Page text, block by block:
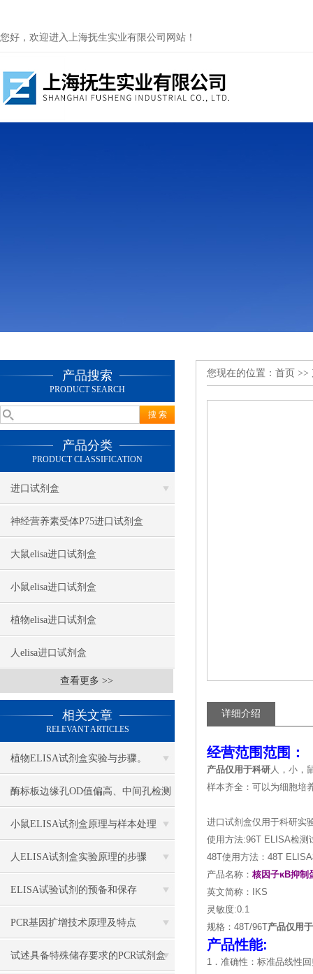
您好，欢迎进入上海抚生实业有限公司网站！
产品搜索
PRODUCT SEARCH
产品分类
PRODUCT CLASSIFICATION
进口试剂盒
神经营养素受体P75进口试剂盒
大鼠elisa进口试剂盒
小鼠elisa进口试剂盒
植物elisa进口试剂盒
人elisa进口试剂盒
查看更多 >>
相关文章
RELEVANT ARTICLES
植物ELISA试剂盒实验与步骤。
酶标板边缘孔OD值偏高、中间孔检测
结果稳定，采取哪些措施缓解边缘效
应
小鼠ELISA试剂盒原理与样本处理
人ELISA试剂盒实验原理的步骤
ELISA试验试剂的预备和保存
PCR基因扩增技术原理及特点
试述具备特殊储存要求的PCR试剂盒
您现在的位置： 首页 >>
详细介绍
经营范围范围：
产品仅用于科研人，小，
样本齐全：可以为细胞培
进口试剂盒仅用于科研实
使用方法:96T ELISA检测
48T使用方法：48T
产品名称： 核因子κB抑制
英文简称：IKS
灵敏度:0.1
规格：48T/96T 产品仅用
产品性能:
1．准确性：标准品线性